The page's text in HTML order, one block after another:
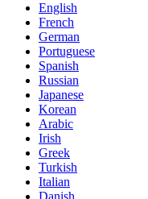
English
French
German
Portuguese
Spanish
Russian
Japanese
Korean
Arabic
Irish
Greek
Turkish
Italian